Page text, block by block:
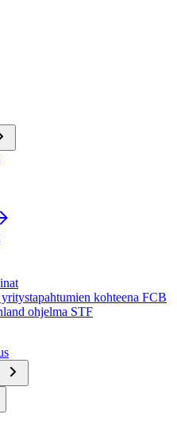
kohteena FCB
ohjelma STF